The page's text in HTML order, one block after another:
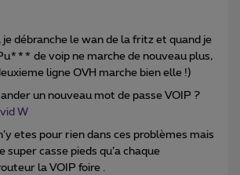
je débranche le wan de la fritz et quand je
de voip ne marche de nouveau plus,
ligne OVH marche bien elle !)
un nouveau mot de passe VOIP ?
W
etes pour rien dans ces problèmes mais
super casse pieds qu’a chaque
la VOIP foire .